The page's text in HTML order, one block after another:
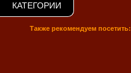
КАТЕГОРИИ
Также рекомендуем посетить: